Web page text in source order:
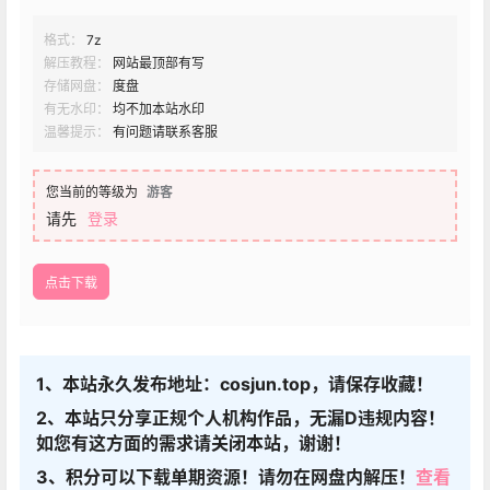
格式：
7z
解压教程：
网站最顶部有写
存储网盘：
度盘
有无水印：
均不加本站水印
温馨提示：
有问题请联系客服
您当前的等级为 游客
请先 登录
点击下载
1、本站永久发布地址：cosjun.top，请保存收藏！
2、本站只分享正规个人机构作品，无漏D违规内容！
如您有这方面的需求请关闭本站，谢谢！
3、积分可以下载单期资源！请勿在网盘内解压！ 查看